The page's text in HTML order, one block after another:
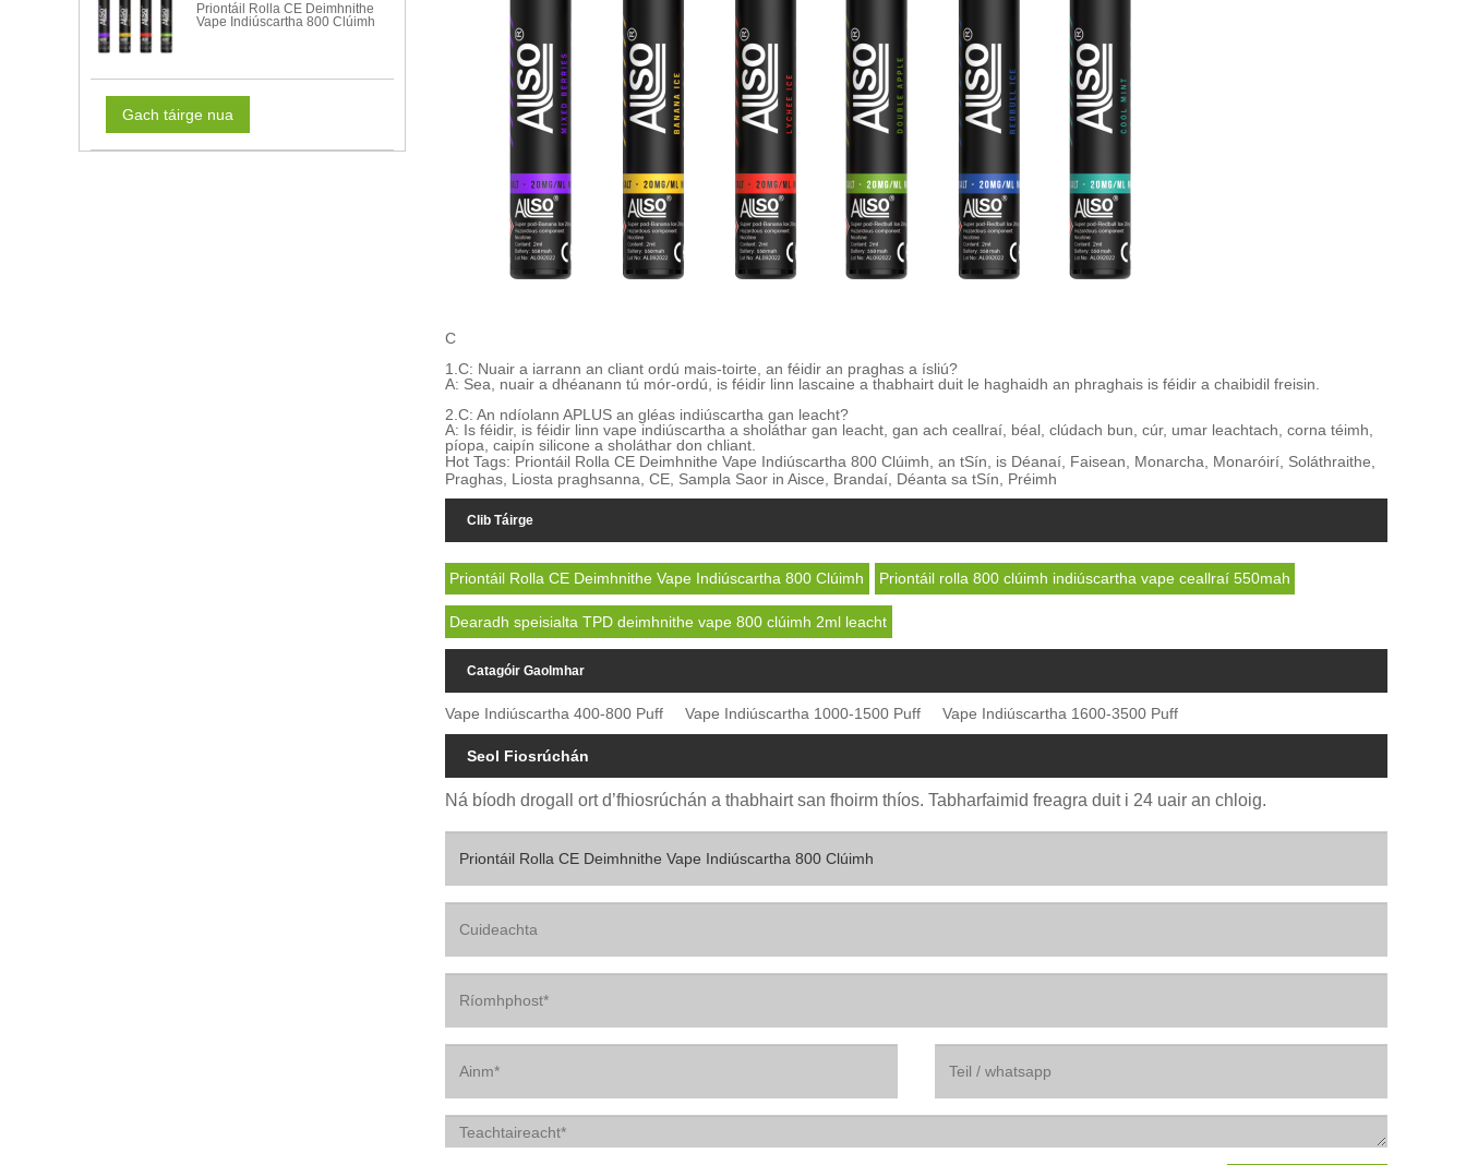
Priontáil Rolla CE Deimhnithe
Vape Indiúscartha 800 Clúimh
Gach táirge nua
C
1.C: Nuair a iarrann an cliant ordú mais-toirte, an féidir an praghas a ísliú?
A: Sea, nuair a dhéanann tú mór-ordú, is féidir linn lascaine a thabhairt duit le haghaidh an phraghais is féidir a chaibidil freisin.
2.C: An ndíolann APLUS an gléas indiúscartha gan leacht?
A: Is féidir, is féidir linn vape indiúscartha a sholáthar gan leacht, gan ach ceallraí, béal, clúdach bun, cúr, umar leachtach, corna téimh,
píopa, caipín silicone a sholáthar don chliant.
Hot Tags: Priontáil Rolla CE Deimhnithe Vape Indiúscartha 800 Clúimh, an tSín, is Déanaí, Faisean, Monarcha, Monaróirí, Soláthraithe,
Praghas, Liosta praghsanna, CE, Sampla Saor in Aisce, Brandaí, Déanta sa tSín, Préimh
Clib Táirge
Priontáil Rolla CE Deimhnithe Vape Indiúscartha 800 Clúimh Priontáil rolla 800 clúimh indiúscartha vape ceallraí 550mah
Dearadh speisialta TPD deimhnithe vape 800 clúimh 2ml leacht
Catagóir Gaolmhar
Vape Indiúscartha 400-800 Puff Vape Indiúscartha 1000-1500 Puff Vape Indiúscartha 1600-3500 Puff
Seol Fiosrúchán
Ná bíodh drogall ort d’fhiosrúchán a thabhairt san fhoirm thíos. Tabharfaimid freagra duit i 24 uair an chloig.